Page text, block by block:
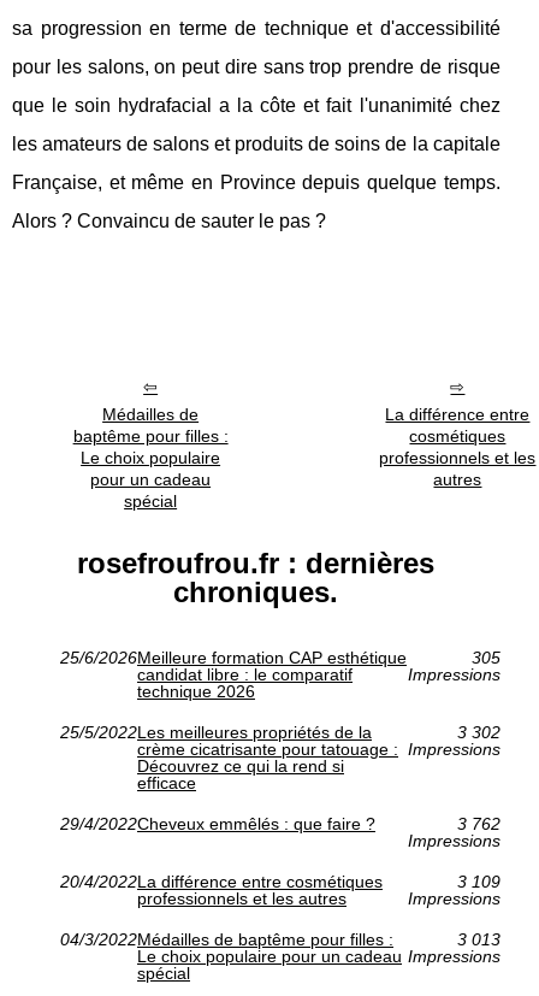
sa progression en terme de technique et d'accessibilité
pour les salons, on peut dire sans trop prendre de risque
que le soin hydrafacial a la côte et fait l'unanimité chez
les amateurs de salons et produits de soins de la capitale
Française, et même en Province depuis quelque temps.
Alors ? Convaincu de sauter le pas ?
Médailles de
baptême pour filles :
Le choix populaire
pour un cadeau
spécial
La différence entre
cosmétiques
professionnels et les
autres
rosefroufrou.fr : dernières
chroniques.
25/6/2026Meilleure formation CAP esthétique
candidat libre : le comparatif
technique 2026
305
Impressions
25/5/2022Les meilleures propriétés de la
crème cicatrisante pour tatouage :
Découvrez ce qui la rend si
efficace
3 302
Impressions
29/4/2022Cheveux emmêlés : que faire ?
3 762
Impressions
20/4/2022La différence entre cosmétiques
professionnels et les autres
3 109
Impressions
04/3/2022Médailles de baptême pour filles :
Le choix populaire pour un cadeau
spécial
3 013
Impressions